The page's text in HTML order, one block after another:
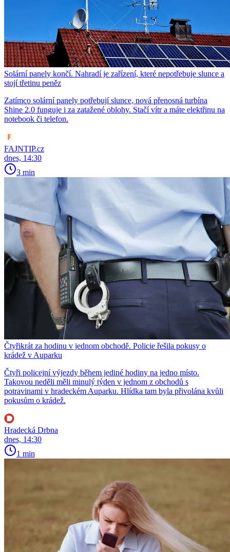
Solární panely končí. Nahradí je zařízení, které nepotřebuje slunce a
stojí třetinu peněz
Zatímco solární panely potřebují slunce, nová přenosná turbína
Shine 2.0 funguje i za zatažené oblohy. Stačí vítr a máte elektřinu na
notebook či telefon.
FAJNTIP.cz
dnes, 14:30
3 min
Čtyřikrát za hodinu v jednom obchodě. Policie řešila pokusy o
krádež v Auparku
Čtyři policejní výjezdy během jediné hodiny na jedno místo.
Takovou neděli měli minulý týden v jednom z obchodů s
potravinami v hradeckém Auparku. Hlídka tam byla přivolána kvůli
pokusům o krádež.
Hradecká Drbna
dnes, 14:30
1 min